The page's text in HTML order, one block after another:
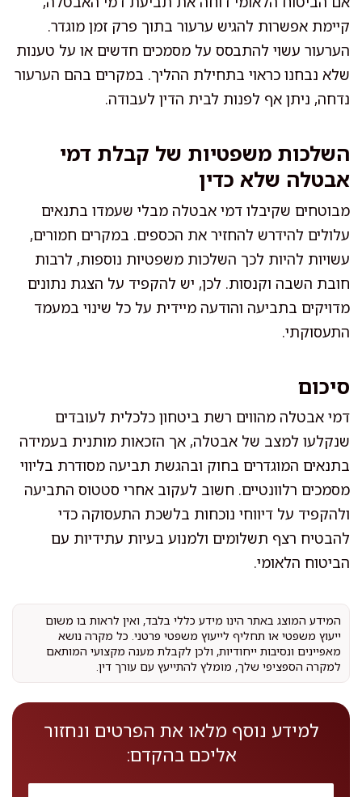
קיימת אפשרות להגיש ערעור בתוך פרק זמן מוגדר.
הערעור עשוי להתבסס על מסמכים חדשים או על טענות
שלא נבחנו כראוי בתחילת ההליך. במקרים בהם הערעור
נדחה, ניתן אף לפנות לבית הדין לעבודה.
השלכות משפטיות של קבלת דמי
אבטלה שלא כדין
מבוטחים שקיבלו דמי אבטלה מבלי שעמדו בתנאים
עלולים להידרש להחזיר את הכספים. במקרים חמורים,
עשויות להיות לכך השלכות משפטיות נוספות, לרבות
חובת השבה וקנסות. לכן, יש להקפיד על הצגת נתונים
מדויקים בתביעה והודעה מיידית על כל שינוי במעמד
התעסוקתי.
סיכום
דמי אבטלה מהווים רשת ביטחון כלכלית לעובדים
שנקלעו למצב של אבטלה, אך הזכאות מותנית בעמידה
בתנאים המוגדרים בחוק ובהגשת תביעה מסודרת בליווי
מסמכים רלוונטיים. חשוב לעקוב אחרי סטטוס התביעה
ולהקפיד על דיווחי נוכחות בלשכת התעסוקה כדי
להבטיח רצף תשלומים ולמנוע בעיות עתידיות עם
הביטוח הלאומי.
המידע המוצג באתר הינו מידע כללי בלבד, ואין לראות בו משום
ייעוץ משפטי או תחליף לייעוץ משפטי פרטני. כל מקרה נושא
מאפיינים ונסיבות ייחודיות, ולכן לקבלת מענה מקצועי המותאם
למקרה הספציפי שלך, מומלץ להתייעץ עם עורך דין.
למידע נוסף מלאו את הפרטים ונחזור
אליכם בהקדם: